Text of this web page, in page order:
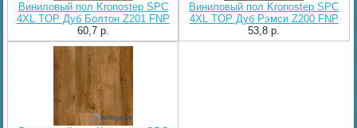
Виниловый пол Kronostep SPC
4XL TOP Дуб Болтон Z201 FNP
60,7 p.
Виниловый пол Kronostep SPC
4XL TOP Дуб Рэмси Z200 FNP
53,8 p.